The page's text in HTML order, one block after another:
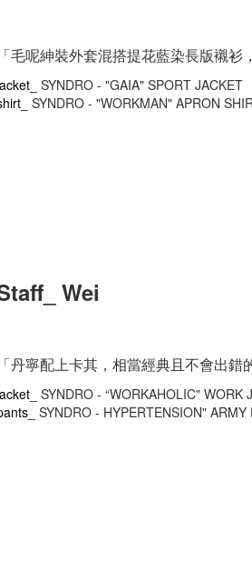
「毛呢紳裝外套混搭提花藍染長版襯衫
SYNDRO - "GAIA" SPORT JACKET
SYNDRO - "WORKMAN" APRON
Wei
「丹寧配上卡其，相當經典且不會出錯
SYNDRO - “WORKAHOLIC" WORK
SYNDRO - HYPERTENSION" ARMY